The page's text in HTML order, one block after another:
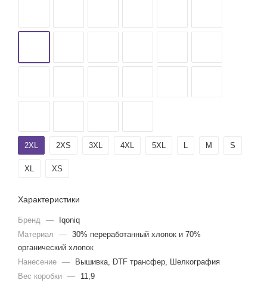
2XL 2XS 3XL 4XL 5XL L M S
XL XS
Характеристики
Бренд —
Iqoniq
Материал
— 30% переработанный хлопок и 70%
органический хлопок
Нанесение —
Вышивка, DTF трансфер, Шелкография
Вес коробки —
11,9